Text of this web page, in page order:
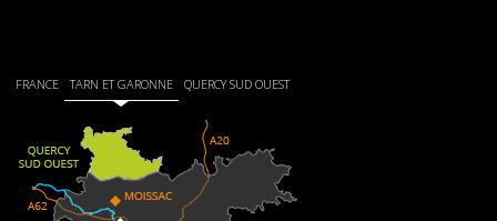
FRANCE TARN ET GARONNE QUERCY SUD OUEST